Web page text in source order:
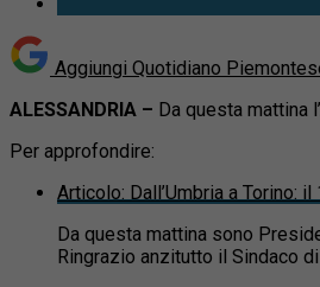
Aggiungi Quotidiano
ALESSANDRIA – Da questa mattina
Per approfondire:
Articolo: Dall’Umbria a Torino:
Da questa mattina sono
Ringrazio anzitutto il Sindaco